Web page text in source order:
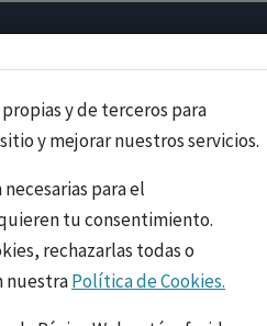
y de terceros para
y mejorar nuestros servicios.
para el
tu consentimiento.
rechazarlas todas o
nuestraPolítica de Cookies.